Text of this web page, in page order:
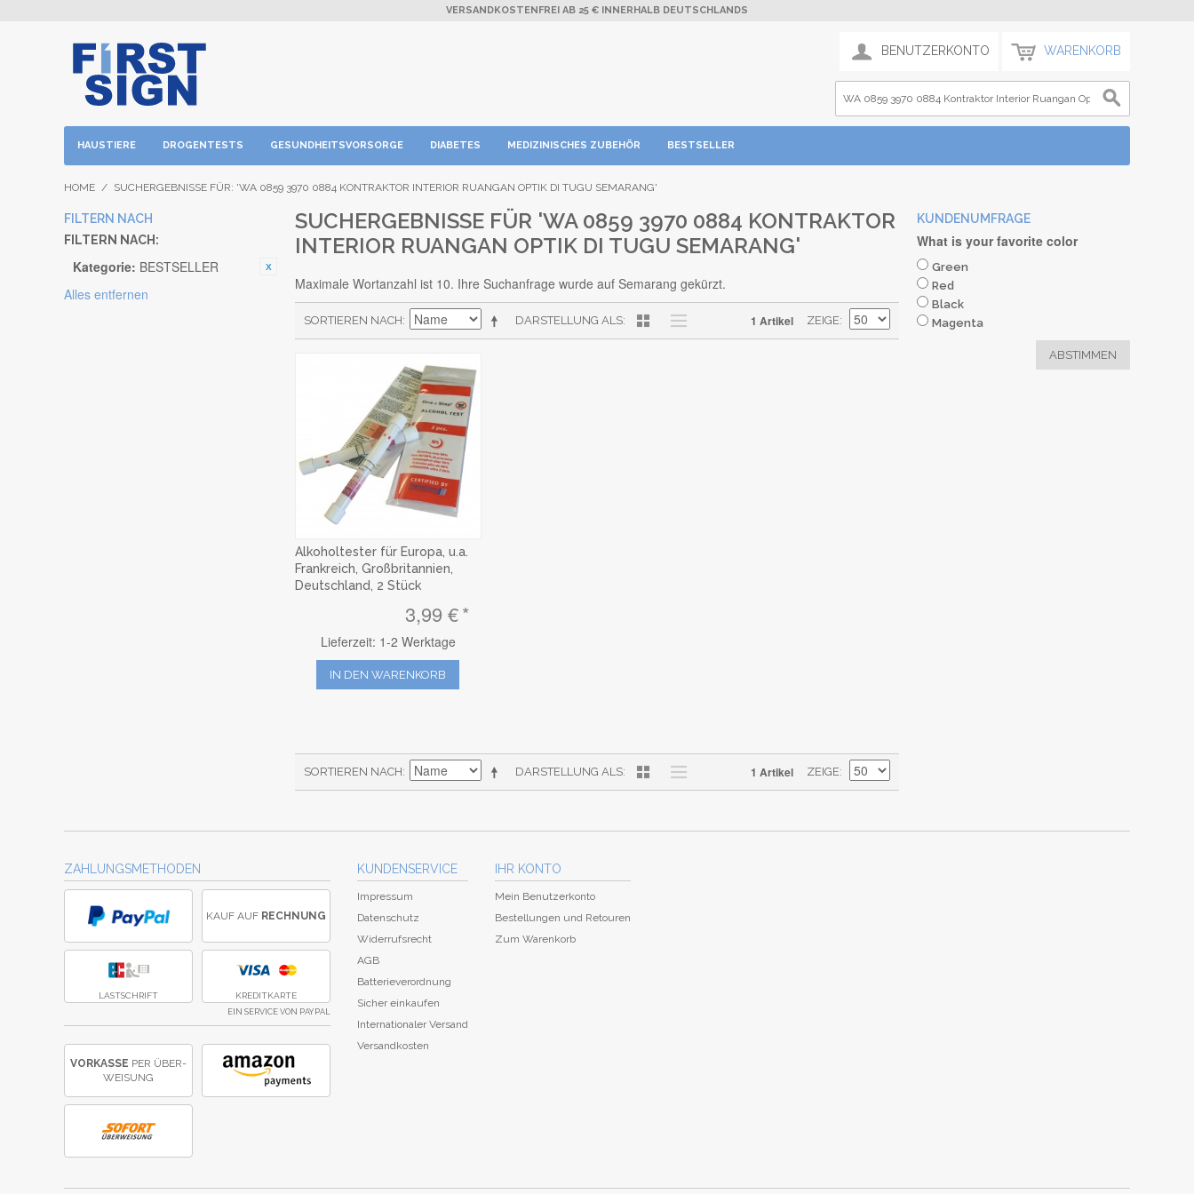
VERSANDKOSTENFREI AB 25 € INNERHALB DEUTSCHLANDS
BENUTZERKONTO WARENKORB
HAUSTIERE DROGENTESTS GESUNDHEITSVORSORGE DIABETES MEDIZINISCHES ZUBEHÖR BESTSELLER
HOME / SUCHERGEBNISSE FÜR: 'WA 0859 3970 0884 KONTRAKTOR INTERIOR RUANGAN OPTIK DI TUGU SEMARANG'
FILTERN NACH
FILTERN NACH:
Kategorie: BESTSELLER
Alles entfernen
SUCHERGEBNISSE FÜR 'WA 0859 3970 0884 KONTRAKTOR
INTERIOR RUANGAN OPTIK DI TUGU SEMARANG'
Maximale Wortanzahl ist 10. Ihre Suchanfrage wurde auf Semarang gekürzt.
DARSTELLUNG ALS
SORTIEREN NACH 1 Artikel ZEIGE
Alkoholtester für Europa, u.a.
Frankreich, Großbritannien,
Deutschland, 2 Stück
3,99 €
Lieferzeit: 1-2 Werktage
IN DEN WARENKORB
DARSTELLUNG ALS
SORTIEREN NACH 1 Artikel ZEIGE
KUNDENUMFRAGE
What is your favorite color
Green
Red
Black
Magenta
ABSTIMMEN
ZAHLUNGSMETHODEN
KAUF AUF RECHNUNG
LASTSCHRIFT KREDITKARTE
EIN SERVICE VON PAYPAL
VORKASSE PER ÜBER­
WEISUNG
KUNDENSERVICE
Impressum
Datenschutz
Widerrufsrecht
AGB
Batterieverordnung
Sicher einkaufen
Internationaler Versand
Versandkosten
IHR KONTO
Mein Benutzerkonto
Bestellungen und Retouren
Zum Warenkorb